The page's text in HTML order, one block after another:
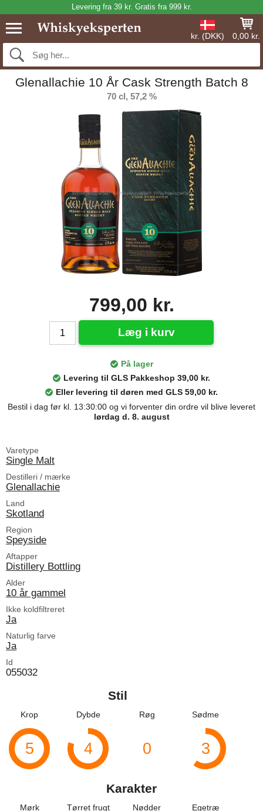
Levering fra 39 kr. Gratis fra 999 kr.
kr. (DKK) 0,00 kr.
Glenallachie 10 År Cask Strength Batch 8
70 cl, 57,2 %
799,00 kr.
Læg i kurv
På lager
Levering til GLS Pakkeshop 39,00 kr.
Eller levering til døren med GLS 59,00 kr.
Bestil i dag før kl. 13:30:00 og vi forventer din ordre vil blive leveret
lørdag d. 8. august
Varetype
Single Malt
Destilleri / mærke
Glenallachie
Land
Skotland
Region
Speyside
Aftapper
Distillery Bottling
Alder
10 år gammel
Ikke koldfiltreret
Ja
Naturlig farve
Ja
Id
055032
Stil
Krop
5
Dybde
4
Røg
0
Sødme
3
Karakter
Mørk
Tørret frugt Nødder Egetræ